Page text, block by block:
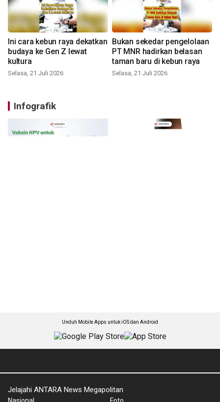
Ini cara kebun raya dekatkan
budaya ke Gen Z lewat
kultura
Selasa, 21 Juli 2026
Bukan sekedar pengelolaan
PT MNR hadirkan belasan
taman baru di kebun raya
Selasa, 21 Juli 2026
Infografik
Unduh Mobile Apps untuk iOS dan Android
Jelajahi ANTARA News Megapolitan